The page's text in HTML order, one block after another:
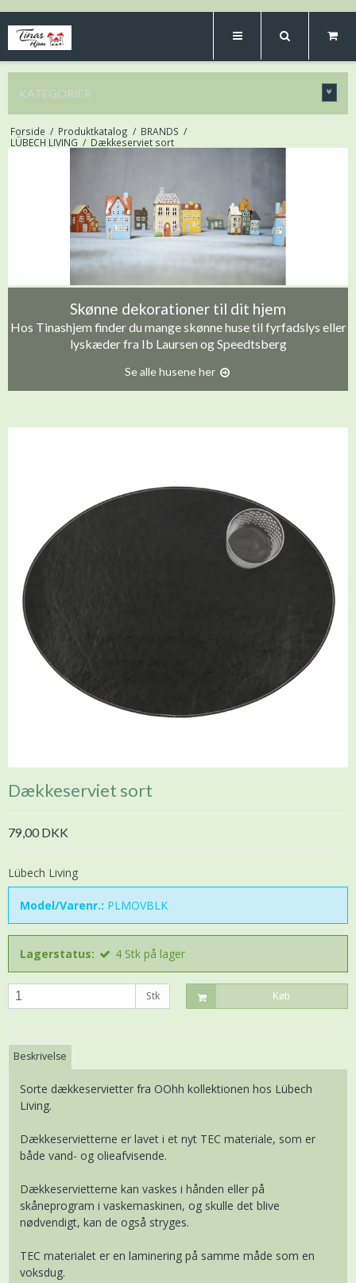
KATEGORIER
Forside / Produktkatalog / BRANDS /
LÜBECH LIVING / Dækkeserviet sort
Skønne dekorationer til dit hjem
Hos Tinashjem finder du mange skønne huse til fyrfadslys eller
lyskæder fra Ib Laursen og Speedtsberg
Se alle husene her
Dækkeserviet sort
79,00 DKK
Lübech Living
Model/Varenr.: PLMOVBLK
Lagerstatus: 4 Stk på lager
Stk Køb
Beskrivelse
Sorte dækkeservietter fra OOhh kollektionen hos Lübech
Living.
Dækkeservietterne er lavet i et nyt TEC materiale, som er
både vand- og olieafvisende.
Dækkeservietterne kan vaskes i hånden eller på
skåneprogram i vaskemaskinen, og skulle det blive
nødvendigt, kan de også stryges.
TEC materialet er en laminering på samme måde som en
voksdug.